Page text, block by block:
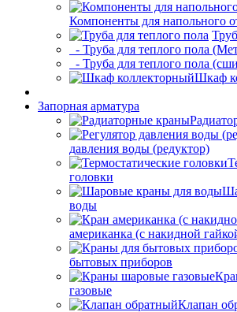
Компоненты для напольного
- Труба для теплого пола
- Труба для теплого пола
Шкаф
Запорная арматура
давления воды (редуктор)
головки
воды
американка (с накидной
бытовых приборов
газовые
Клапан